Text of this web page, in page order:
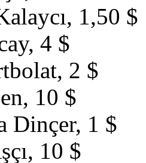
1,50 $
4 $
2 $
10 $
Dinçer, 1 $
10 $